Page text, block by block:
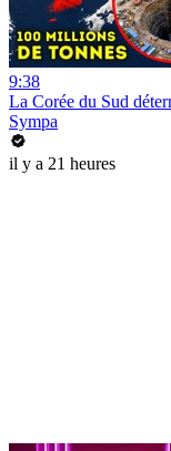
9:38
La Corée du Sud
Sympa
il y a 21 heures